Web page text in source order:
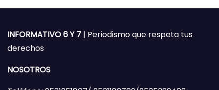
INFORMATIVO 6 Y 7 | Periodismo que respeta tus
derechos
NOSOTROS